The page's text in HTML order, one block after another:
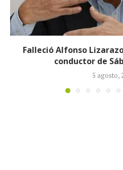
Preocupa el estado de
permanece
23 julio,